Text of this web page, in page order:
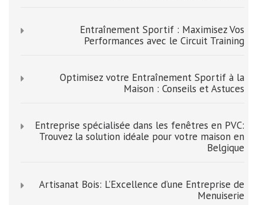
Entraînement Sportif : Maximisez Vos
Performances avec le Circuit Training
Optimisez votre Entraînement Sportif à la
Maison : Conseils et Astuces
Entreprise spécialisée dans les fenêtres en PVC:
Trouvez la solution idéale pour votre maison en
Belgique
Artisanat Bois: L’Excellence d’une Entreprise de
Menuiserie